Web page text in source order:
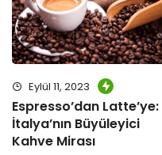
Eylül 11, 2023
Espresso’dan Latte’ye:
İtalya’nın Büyüleyici
Kahve Mirası